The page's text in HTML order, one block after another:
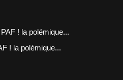
! la polémique...